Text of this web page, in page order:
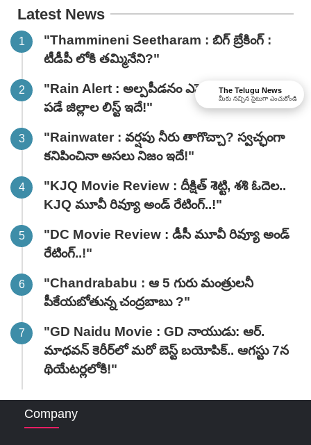
Latest News
"Thammineni Seetharam : బిగ్ బ్రేకింగ్ :
టీడీపీ లోకి తమ్మినేని?"
"Rain Alert : అల్పపీడనం ఎఫెక్ట్.. భారీ వర్షాలు
పడే జిల్లాల లిస్ట్ ఇదే!"
"Rainwater : వర్షపు నీరు తాగొచ్చా? స్వచ్ఛంగా
కనిపించినా అసలు నిజం ఇదే!"
"KJQ Movie Review : దీక్షిత్ శెట్టి, శశి ఓదెల..
KJQ మూవీ రివ్యూ అండ్ రేటింగ్‌..!"
"DC Movie Review : డీసీ మూవీ రివ్యూ అండ్
రేటింగ్‌..!"
"Chandrababu : ఆ 5 గురు మంత్రులనీ
పీకేయబోతున్న చంద్రబాబు ?"
"GD Naidu Movie : GD నాయుడు: ఆర్.
మాధవన్‌ కెరీర్‌లో మరో బెస్ట్ బయోపిక్.. ఆగస్టు 7న
థియేటర్లలోకి!"
Company
The Telugu News
మీకు నచ్చిన సైటుగా ఎంచుకోండి